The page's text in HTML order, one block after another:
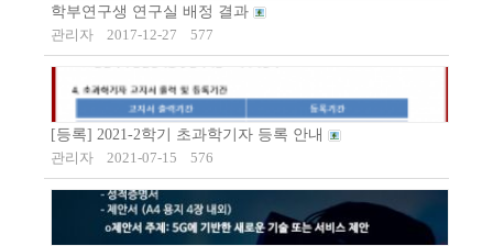
학부연구생 연구실 배정 결과
관리자
2017-12-27 577
[등록] 2021-2학기 초과학기자 등록 안내
관리자
2021-07-15 576